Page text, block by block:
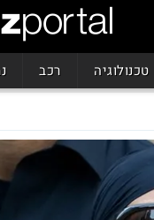
טכנולוגיה רכב